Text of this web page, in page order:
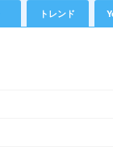
トレンド